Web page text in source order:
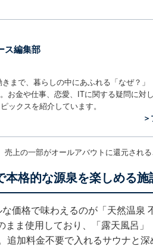
ス編集部
まで、暮らしの中にあふれる「なぜ？」
お金や仕事、恋愛、ITに関する疑問に対
ックスを紹介しています。
上の一部がオールアバウトに還元される
本格的な源泉を楽しめる施
価格で味わえるのが「天然温泉
ま使用しており、「露天風呂」
加料金不要で入れるサウナと深